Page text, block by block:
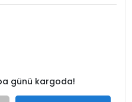
günü kargoda!